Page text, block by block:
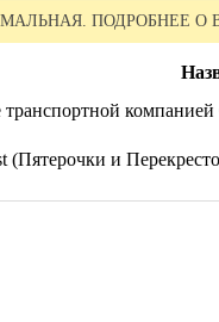
ПОДРОБНЕЕ О
транспортной
(Пятерочки и